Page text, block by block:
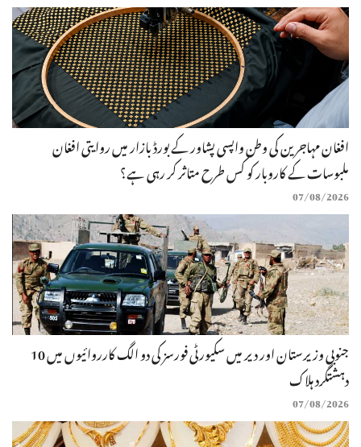
افغان مہاجرین کی وطن واپسی پشاور کے بورڈ بازار میں روایتی افغان
ملبوسات کے کاروبار کو کس طرح متاثر کر رہی ہے؟
07/08/2026
جنوبی وزیرستان اور دیر میں سکیورٹی فورسز کی دو الگ کارروائیوں میں 10
دہشتگرد ہلاک
07/08/2026